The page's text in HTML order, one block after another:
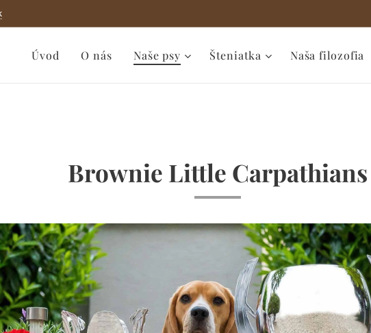
Úvod O nás Naše psy Šteniatka Naša filozofia
Brownie Little Carpathians